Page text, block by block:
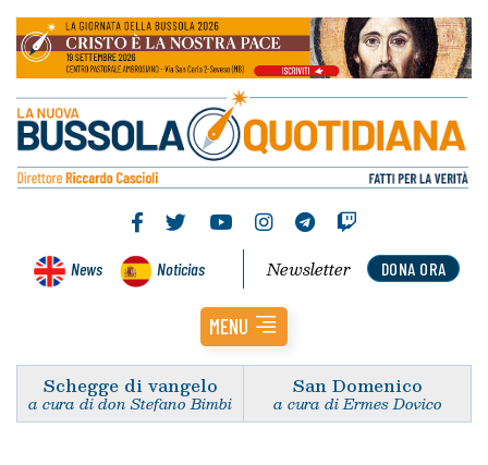
News Noticias DONA ORA
Newsletter
MENU
Schegge di vangelo
a cura di don Stefano Bimbi
San Domenico
a cura di Ermes Dovico